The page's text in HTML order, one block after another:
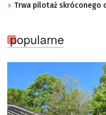
Trwa pilotaż skróconego
popularne